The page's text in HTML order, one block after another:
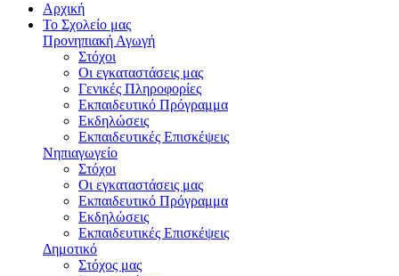
Αρχική
Το Σχολείο μας
Προνηπιακή Αγωγή
Στόχοι
Οι εγκαταστάσεις μας
Γενικές Πληροφορίες
Εκπαιδευτικό Πρόγραμμα
Εκδηλώσεις
Εκπαιδευτικές Eπισκέψεις
Νηπιαγωγείο
Στόχοι
Οι εγκαταστάσεις μας
Εκπαιδευτικό Πρόγραμμα
Εκδηλώσεις
Εκπαιδευτικές Eπισκέψεις
Δημοτικό
Στόχος μας